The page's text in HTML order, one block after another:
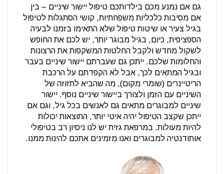
גם אם נמנע מכם בילדותכם טיפול יישור שיניים – בין
אם מסיבות כלכליות משפחתיות, קושי הסתגלות לטיפול
בגיל צעיר או שיטות טיפול שלא התאימו בזמנו לבעיה
הספציפית, כיום, בגיל מבוגר יותר, יש לכם את החופש
לשקול מחדש ולקבל החלטות המשקפות את הרצונות
והחלומות שלכם. ייתכן גם שעברתם יישור שיניים בעבר
ובגיל המתאים לכך, אבל לא הקפדתם על הרכבת
הריטיינרים (שומרי מקום), מה שהביא לתזוזה של
השיניים עם הזמן ולצורך ביישור שיניים נוסף. יישור
שיניים למבוגרים מתאים גם לאנשים בכל גיל, וגם אם
ייתכן שקצב הטיפול יהיה איטי יותר, התוצאות יכולות
להיות מעולות. במרפאת גזית יש לנו ניסיון רב בטיפולי
אותודנטיה למבוגרים ואנו מזמינים אתכם להינות ממנו.